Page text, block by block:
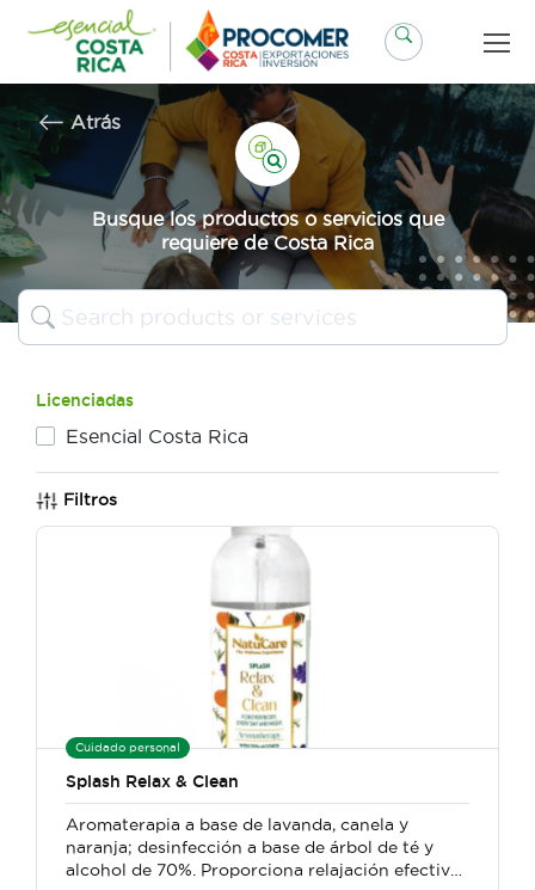
contenido
Atrás
Busque los productos o servicios que
requiere de Costa Rica
Licenciadas
Esencial Costa Rica
Filtros
Cuidado personal
Splash Relax & Clean
Aromaterapia a base de lavanda, canela y
naranja; desinfección a base de árbol de té y
alcohol de 70%. Proporciona relajación efectiva